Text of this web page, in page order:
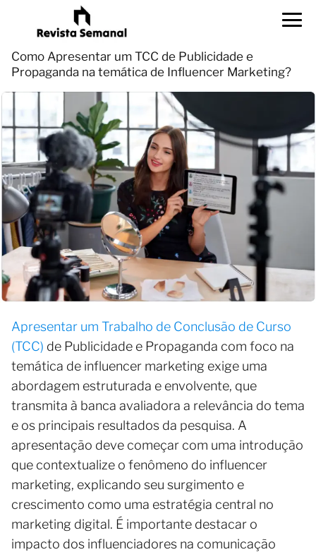
Como Apresentar um TCC de Publicidade e
Propaganda na temática de Influencer Marketing?
Apresentar um Trabalho de Conclusão de Curso
(TCC) de Publicidade e Propaganda com foco na
temática de influencer marketing exige uma
abordagem estruturada e envolvente, que
transmita à banca avaliadora a relevância do tema
e os principais resultados da pesquisa. A
apresentação deve começar com uma introdução
que contextualize o fenômeno do influencer
marketing, explicando seu surgimento e
crescimento como uma estratégia central no
marketing digital. É importante destacar o
impacto dos influenciadores na comunicação